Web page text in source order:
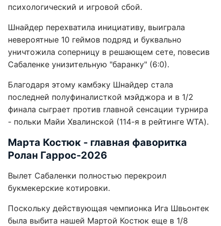
психологический и игровой сбой.
Шнайдер перехватила инициативу, выиграла
невероятные 10 геймов подряд и буквально
уничтожила соперницу в решающем сете, повесив
Сабаленке унизительную "баранку" (6:0).
Благодаря этому камбэку Шнайдер стала
последней полуфиналисткой мэйджора и в 1/2
финала сыграет против главной сенсации турнира
- польки Майи Хвалинской (114-я в рейтинге WTA).
Марта Костюк - главная фаворитка
Ролан Гаррос-2026
Вылет Сабаленки полностью перекроил
букмекерские котировки.
Поскольку действующая чемпионка Ига Швьонтек
была выбита нашей Мартой Костюк еще в 1/8